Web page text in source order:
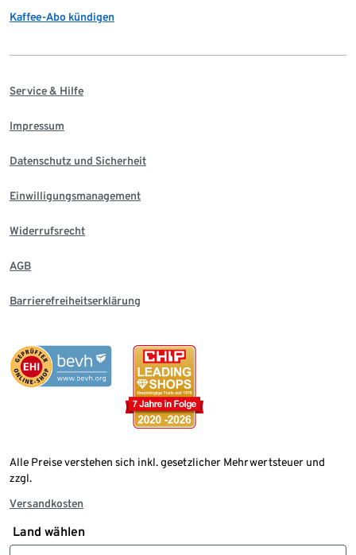
Kaffee-Abo kündigen
Service & Hilfe
Impressum
Datenschutz und Sicherheit
Einwilligungsmanagement
Widerrufsrecht
AGB
Barrierefreiheitserklärung
Alle Preise verstehen sich inkl. gesetzlicher Mehrwertsteuer und
zzgl.
Versandkosten
Land wählen